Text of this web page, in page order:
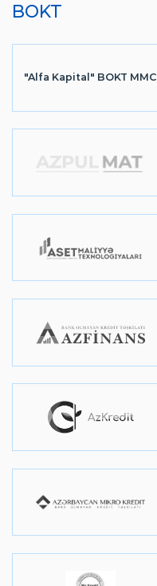
BOKT
"Alfa Kapital" BOKT MMC